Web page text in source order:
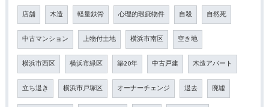
店舗 木造 軽量鉄骨 心理的瑕疵物件 自殺 自然死
中古マンション 上物付土地 横浜市南区 空き地
横浜市西区 横浜市緑区 築20年 中古戸建 木造アパート
立ち退き 横浜市戸塚区 オーナーチェンジ 退去 廃墟